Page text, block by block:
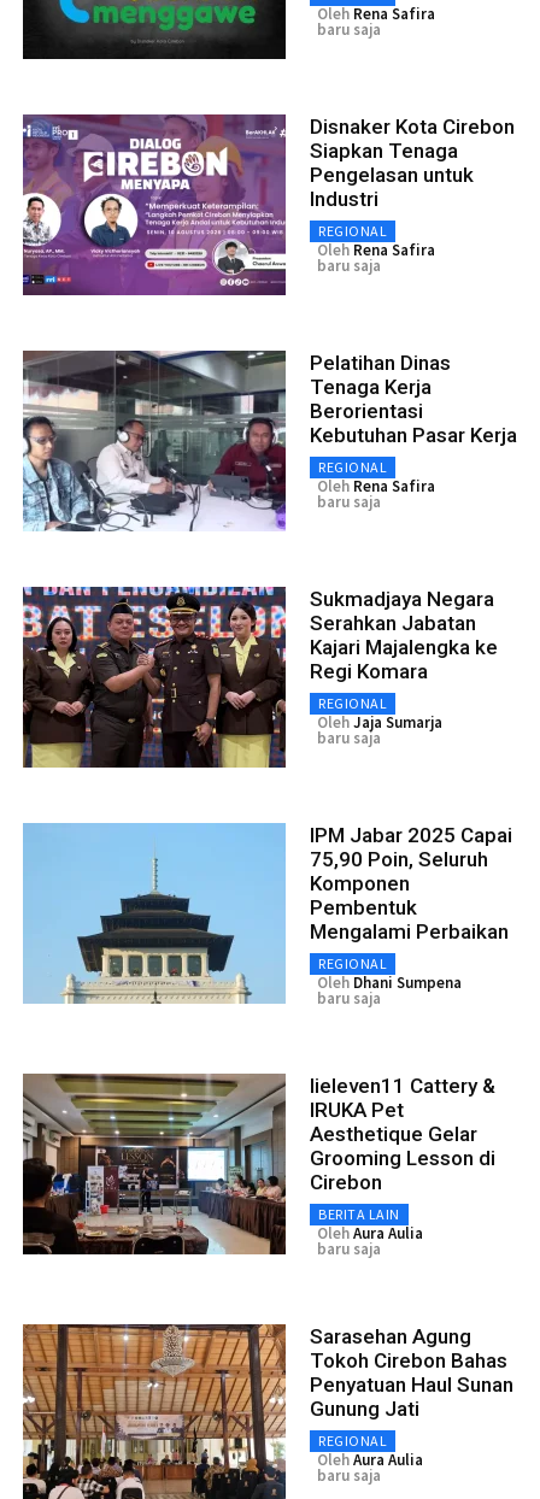
Oleh Rena Safira
baru saja
Disnaker Kota Cirebon
Siapkan Tenaga
Pengelasan untuk
Industri
REGIONAL
Oleh Rena Safira
baru saja
Pelatihan Dinas
Tenaga Kerja
Berorientasi
Kebutuhan Pasar Kerja
REGIONAL
Oleh Rena Safira
baru saja
Sukmadjaya Negara
Serahkan Jabatan
Kajari Majalengka ke
Regi Komara
REGIONAL
OlehJaja Sumarja
baru saja
IPM Jabar 2025 Capai
75,90 Poin, Seluruh
Komponen
Pembentuk
Mengalami Perbaikan
REGIONAL
Oleh Dhani Sumpena
baru saja
Iieleven11 Cattery &
IRUKA Pet
Aesthetique Gelar
Grooming Lesson di
Cirebon
BERITA LAIN
OlehAura Aulia
baru saja
Sarasehan Agung
Tokoh Cirebon Bahas
Penyatuan Haul Sunan
Gunung Jati
REGIONAL
OlehAura Aulia
baru saja